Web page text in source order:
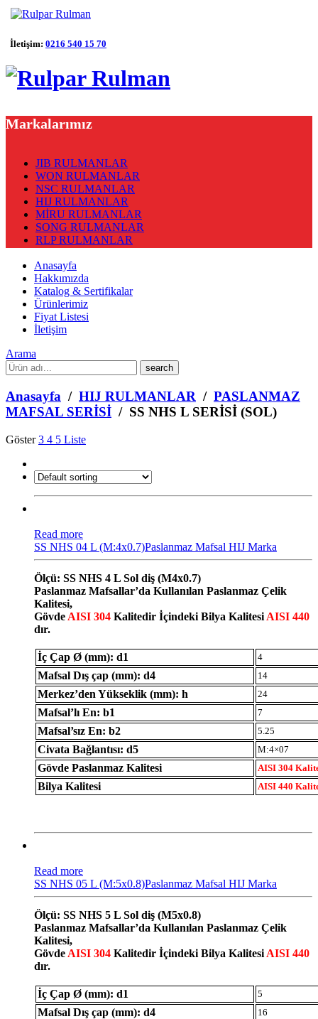
İletişim: 0216 540 15 70
Markalarımız
JIB RULMANLAR
WON RULMANLAR
NSC RULMANLAR
HIJ RULMANLAR
MİRU RULMANLAR
SONG RULMANLAR
RLP RULMANLAR
Anasayfa
Hakkımızda
Katalog & Sertifikalar
Ürünlerimiz
Fiyat Listesi
İletişim
Arama
What
are
you
looking
for?
Anasayfa / HIJ RULMANLAR / PASLANMAZ
MAFSAL SERİSİ / SS NHS L SERİSİ (SOL)
Göster3 4 5 Liste
Read more
SS NHS 04 L (M:4x0.7)Paslanmaz Mafsal HIJ Marka
Ölçü: SS NHS 4 L Sol diş (M4x0.7)
Paslanmaz Mafsallar’da Kullanılan Paslanmaz Çelik
Kalitesi,
Gövde AISI 304 Kalitedir İçindeki Bilya Kalitesi AISI 440
dır.
İç Çap Ø (mm): d1 4
Mafsal Dış çap (mm): d4 14
Merkez’den Yükseklik (mm): h 24
Mafsal’lı En: b1 7
Mafsal’sız En: b2 5.25
Civata Bağlantısı: d5 M:4×07
Gövde Paslanmaz Kalitesi AISI 304
Bilya Kalitesi AISI 440
Read more
SS NHS 05 L (M:5x0.8)Paslanmaz Mafsal HIJ Marka
Ölçü: SS NHS 5 L Sol diş (M5x0.8)
Paslanmaz Mafsallar’da Kullanılan Paslanmaz Çelik
Kalitesi,
Gövde AISI 304 Kalitedir İçindeki Bilya Kalitesi AISI 440
dır.
İç Çap Ø (mm): d1 5
Mafsal Dış çap (mm): d4 16